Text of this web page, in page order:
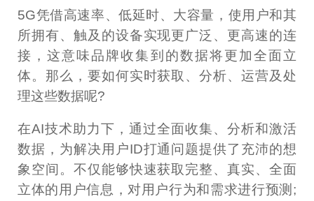
5G凭借高速率、低延时、大容量，使用户和其
所拥有、触及的设备实现更广泛、更高速的连
接，这意味品牌收集到的数据将更加全面立
体。那么，要如何实时获取、分析、运营及处
理这些数据呢?
在AI技术助力下，通过全面收集、分析和激活
数据，为解决用户ID打通问题提供了充沛的想
象空间。不仅能够快速获取完整、真实、全面
立体的用户信息，对用户行为和需求进行预测;